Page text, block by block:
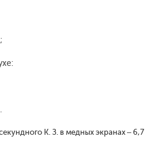
К. З. в медных экранах – 6,7